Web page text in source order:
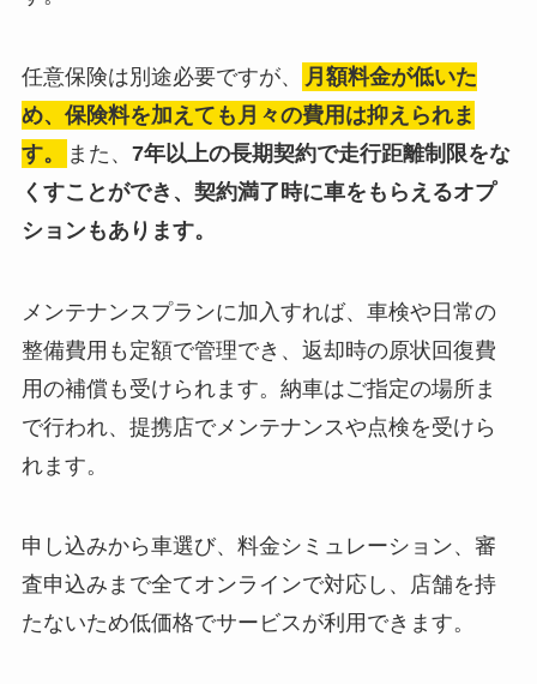
任意保険は別途必要ですが、
月額料金が低いた
め、保険料を加えても月々の費用は抑えられま
す。
また、 7年以上の長期契約で走行距離制限をな
くすことができ、契約満了時に車をもらえるオプ
ションもあります。
メンテナンスプランに加入すれば、車検や日常の
整備費用も定額で管理でき、返却時の原状回復費
用の補償も受けられます。納車はご指定の場所ま
で行われ、提携店でメンテナンスや点検を受けら
れます。
申し込みから車選び、料金シミュレーション、審
査申込みまで全てオンラインで対応し、店舗を持
たないため低価格でサービスが利用できます。